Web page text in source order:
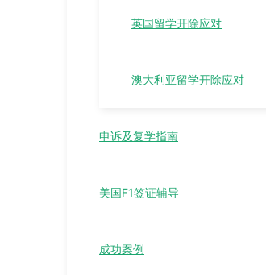
英国留学开除应对
澳大利亚留学开除应对
申诉及复学指南
美国F1签证辅导
成功案例